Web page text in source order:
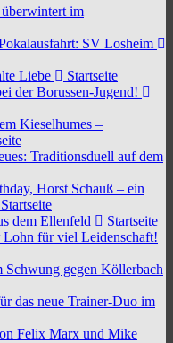
im
SV Losheim
Liebe
Startseite
der Borussen-Jugend!
Kieselhumes –
Traditionsduell auf dem
Horst Schauß – ein
Startseite
dem Ellenfeld
Startseite
Lohn für viel Leidenschaft!
Schwung gegen Köllerbach
das neue Trainer-Duo im
Felix Marx und Mike